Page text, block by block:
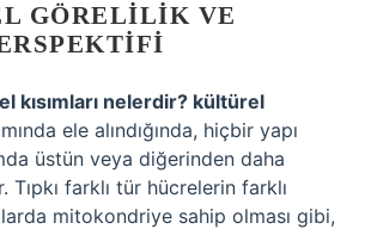
GÖRELILIK VE
kısımları nelerdir? kültürel
ele alındığında, hiçbir yapı
üstün veya diğerinden daha
Tıpkı farklı tür hücrelerin farklı
mitokondriye sahip olması gibi,